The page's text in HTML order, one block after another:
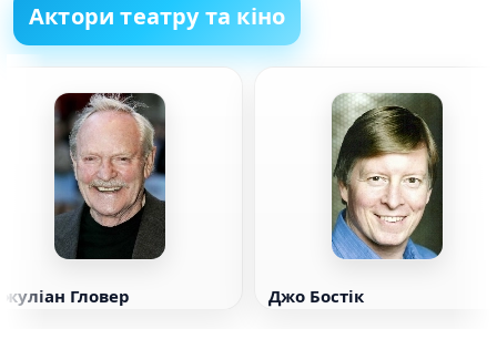
Актори театру та кіно
Гловер Джо Бостік